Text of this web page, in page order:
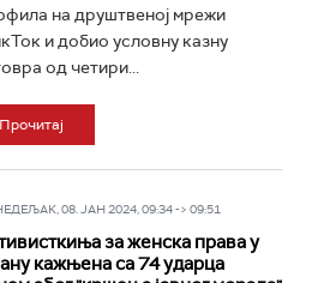
на друштвеној мрежи
и добио условну казну
од четири...
Прочитај
08. ЈАН 2024, 09:34 -> 09:51
за женска права у
кажњена са 74 ударца